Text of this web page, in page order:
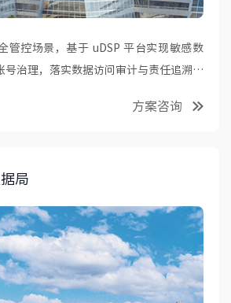
景，基于 uDSP 平台实现敏感数
号治理，落实数据访问审计与责任追溯；
方案咨询
局